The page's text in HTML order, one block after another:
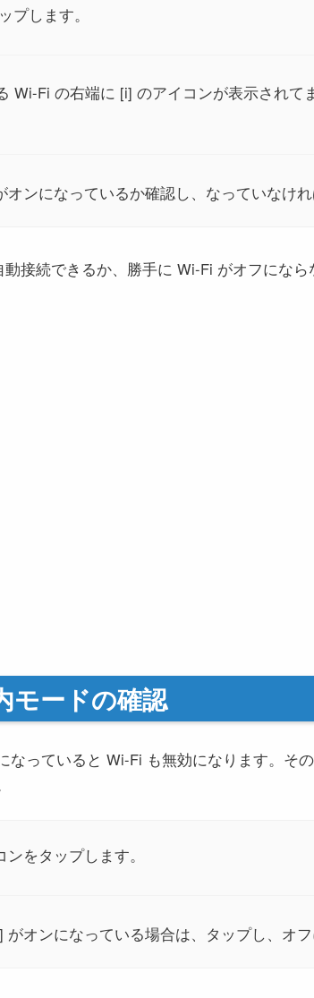
プします。
Wi-Fi の右端に [i] のアイコンが表示されて
オンになっているか確認し、なっていなけれ
接続できるか、勝手に Wi-Fi がオフになら
モードの確認
なっていると Wi-Fi も無効になります。そ
をタップします。
がオンになっている場合は、タップし、オフ